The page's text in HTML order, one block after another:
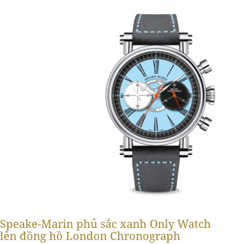
Speake-Marin phủ sắc xanh Only Watch
lên đồng hồ London Chronograph